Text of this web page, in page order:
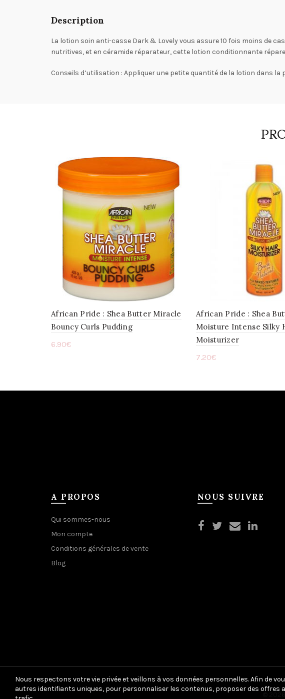
Description
La lotion soin anti-casse Dark & Lovely vous assure 10 fois moins de
nutritives, et en céramide réparateur, cette lotion conditionnante
Conseils d’utilisation : Appliquer une petite quantité de la lotion dans la
African Pride : Shea Butter Miracle
Bouncy Curls Pudding
6.90€
African Pride : Shea
Moisture Intense Silky
Moisturizer
7.20€
A PROPOS
Qui sommes-nous
Mon compte
Conditions générales de vente
Blog
NOUS SUIVRE
Nous respectons votre vie privée et veillons à vos données personnelles. Afin de
autres identifiants uniques, pour personnaliser les contenus, proposer des offres